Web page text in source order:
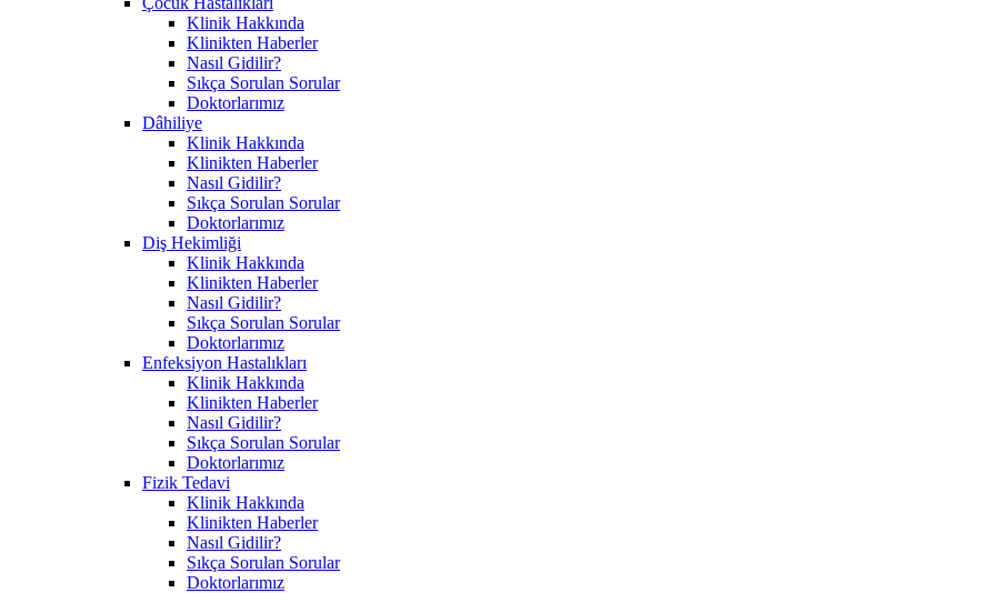
Klinik Hakkında
Klinikten Haberler
Nasıl Gidilir?
Sıkça Sorulan Sorular
Doktorlarımız
Dâhiliye
Klinik Hakkında
Klinikten Haberler
Nasıl Gidilir?
Sıkça Sorulan Sorular
Doktorlarımız
Diş Hekimliği
Klinik Hakkında
Klinikten Haberler
Nasıl Gidilir?
Sıkça Sorulan Sorular
Doktorlarımız
Enfeksiyon Hastalıkları
Klinik Hakkında
Klinikten Haberler
Nasıl Gidilir?
Sıkça Sorulan Sorular
Doktorlarımız
Fizik Tedavi
Klinik Hakkında
Klinikten Haberler
Nasıl Gidilir?
Sıkça Sorulan Sorular
Doktorlarımız